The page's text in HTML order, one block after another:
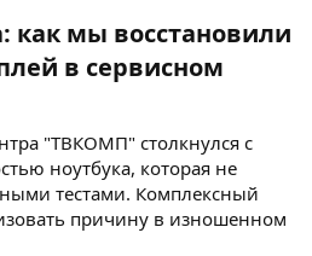
как мы восстановили
в сервисном
"ТВКОМП" столкнулся с
ноутбука, которая не
тестами. Комплексный
причину в изношенном